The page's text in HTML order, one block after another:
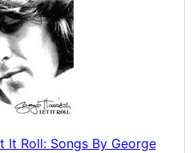
It Roll: Songs By George